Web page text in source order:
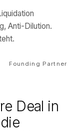
Anti-Dilution.
Founding Partner
Deal in